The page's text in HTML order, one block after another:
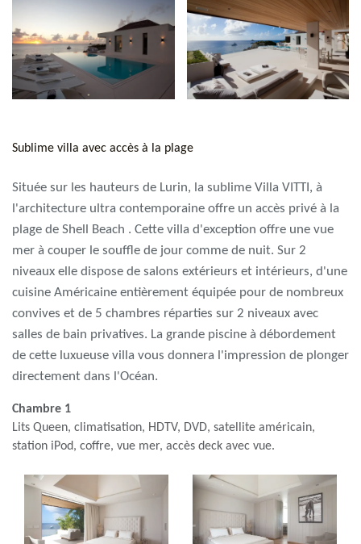
Sublime villa avec accès à la plage
Située sur les hauteurs de Lurin, la sublime Villa VITTI, à
l'architecture ultra contemporaine offre un accès privé à la
plage de Shell Beach . Cette villa d'exception offre une vue
mer à couper le souffle de jour comme de nuit. Sur 2
niveaux elle dispose de salons extérieurs et intérieurs, d'une
cuisine Américaine entièrement équipée pour de nombreux
convives et de 5 chambres réparties sur 2 niveaux avec
salles de bain privatives. La grande piscine à débordement
de cette luxueuse villa vous donnera l'impression de plonger
directement dans l'Océan.
Chambre 1
Lits Queen, climatisation, HDTV, DVD, satellite américain,
station iPod, coffre, vue mer, accès deck avec vue.